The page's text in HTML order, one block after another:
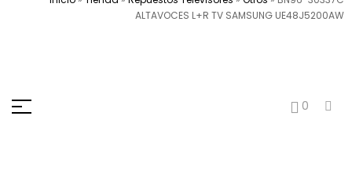
ALTAVOCES L+R TV SAMSUNG UE48J5200AW
0